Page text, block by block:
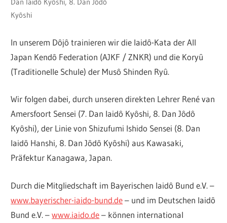
Dan Iaidô Kyôshi, 8. Dan Jôdô
Kyôshi
In unserem Dôjô trainieren wir die Iaidô-Kata der All
Japan Kendô Federation (AJKF / ZNKR) und die Koryû
(Traditionelle Schule) der Musô Shinden Ryû.
Wir folgen dabei, durch unseren direkten Lehrer René van
Amersfoort Sensei (7. Dan Iaidô Kyôshi, 8. Dan Jôdô
Kyôshi), der Linie von Shizufumi Ishido Sensei (8. Dan
Iaidô Hanshi, 8. Dan Jôdô Kyôshi) aus Kawasaki,
Präfektur Kanagawa, Japan.
Durch die Mitgliedschaft im Bayerischen Iaidô Bund e.V. –
www.bayerischer-iaido-bund.de– und im Deutschen Iaidô
Bund e.V. –www.iaido.de– können international